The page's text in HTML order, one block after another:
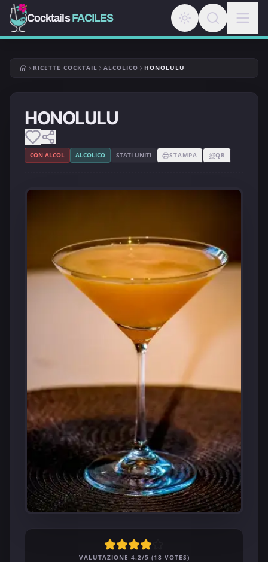
CocktailsFACILES
RICETTE COCKTAIL ALCOLICO HONOLULU
HONOLULU
CON ALCOL ALCOLICO STATI UNITI STAMPA QR
VALUTAZIONE 4.2/5 (18 VOTES)